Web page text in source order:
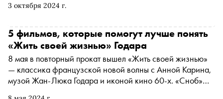
3 октября 2024 г.
Виго до «На последнем дыхании» Жан-Люка Годара, то
посвящена французскому жанровому кино 1950–70-х
годов. В программу вошли детективы, мелодрамы, фильм
ужасов и комедии, снятые французскими режиссерами
— от Анри-Жоржа Клузо до Франсуа Трюффо. «Сноб»
рассказывает, почему стоит воспользоваться редкой
возможностью посмотреть их на большом экране
5 фильмов, которые помогут лучше понять
«Жить своей жизнью» Годара
8 мая в повторный прокат вышел «Жить своей жизнью»
— классика французской новой волны с Анной Карина,
музой Жан-Люка Годара и иконой кино 60-х. «Сноб»